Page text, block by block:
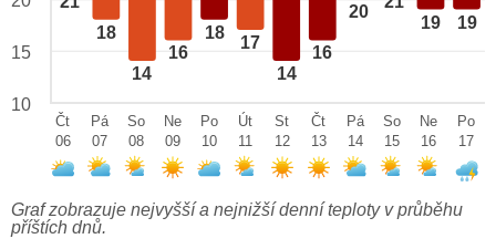
18
14
16
18
17
14
16
20
19 19
15
10
Čt
06
Pá
07
So
08
Ne
09
Po
10
Út
11
St
12
Čt
13
Pá
14
So
15
Ne
16
Po
17
Graf zobrazuje nejvyšší a nejnižší denní teploty v průběhu
příštích dnů.